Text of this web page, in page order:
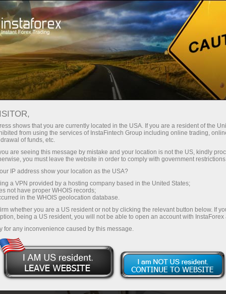
InstaForex
مع إنستا فوركس، يمكنك الوصول إلى
إلى 1:5000، وبعض من أفضل فروق
الأسعار والعمولات في السوق، وظروف
مواتية لتداول الأسهم والمؤشرات
فوركس الحصول على مكافأة تصل إلى
30% على إيداعه، والاستفادة من
عروض ترويجية وعروض خاصة أخرى.
صغير الحجم
30% مكافأة
لكل إيداع
سرعة
في التجارة وعلى الطريق السريع
جائزة هديتك الشخصية الكبرى
قم بإيداع المبلغ في حسابك باستخدام $333 — اختر هدية
تصل قيمتها إلى $1,500
تداول بدون مخاطرة -
نحن نضمن أرباحك
shows that you are currently located in the USA. If you are a resident of the
from using the services of InstaFintech Group including online trading,
of funds, etc.
are seeing this message by mistake and your location is not the US, kindly
you must leave the website in order to comply with government
IP address show your location as the USA?
a VPN provided by a hosting company based in the United States;
not have proper WHOIS records;
in the WHOIS geolocation database.
whether you are a US resident or not by clicking the relevant button below. If
being a US resident, you will not be able to open an account with InstaForex
for any inconvenience caused by this message.